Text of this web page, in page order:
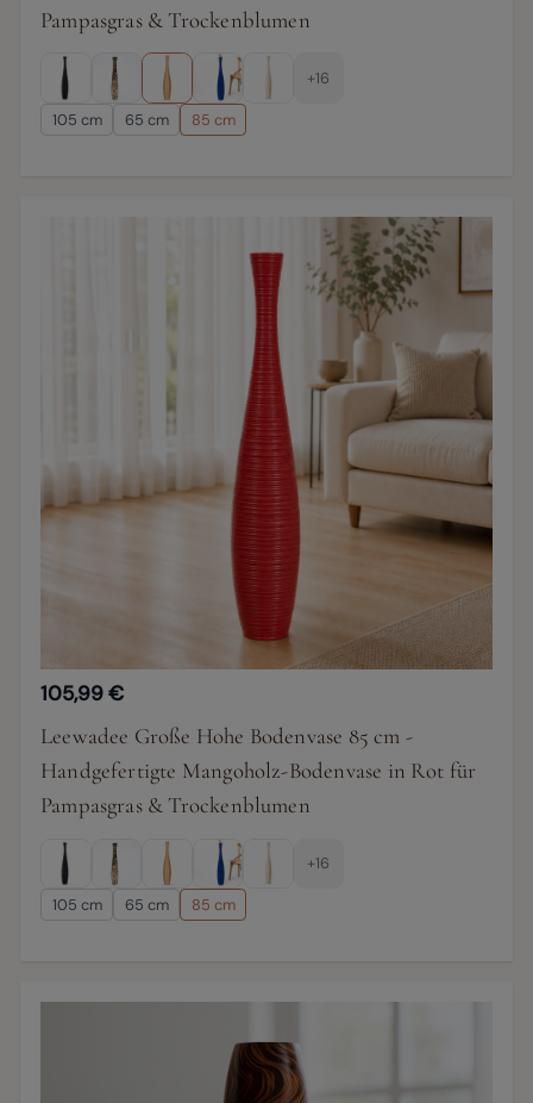
Pampasgras & Trockenblumen
+16
105 cm 65 cm 85 cm
105,99 €
Leewadee Große Hohe Bodenvase 85 cm -
Handgefertigte Mangoholz-Bodenvase in Rot für
Pampasgras & Trockenblumen
+16
105 cm 65 cm 85 cm